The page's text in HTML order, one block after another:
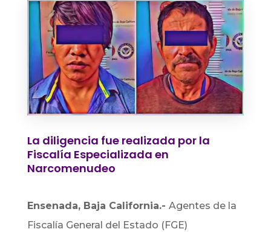
La diligencia fue realizada por la
Fiscalía Especializada en
Narcomenudeo
Ensenada, Baja California.- Agentes de la
Fiscalía General del Estado (FGE)